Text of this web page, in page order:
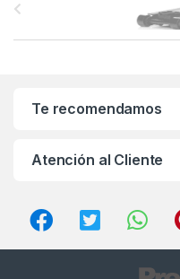
a
Te recomendamos
Atención al Cliente